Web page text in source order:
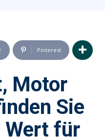
Pinterest
Motor
Sie
Wert für